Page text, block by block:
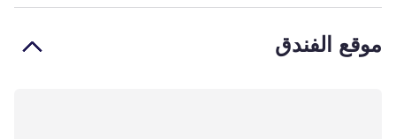
موقع الفندق